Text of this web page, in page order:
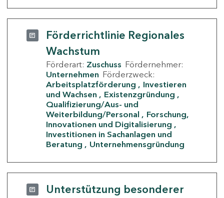
Förderrichtlinie Regionales
Wachstum
Förderart: Zuschuss Fördernehmer:
Unternehmen Förderzweck:
Arbeitsplatzförderung
Investieren
und Wachsen
Existenzgründung
Qualifizierung/Aus- und
Weiterbildung/Personal
Forschung,
Innovationen und Digitalisierung
Investitionen in Sachanlagen und
Beratung
Unternehmensgründung
Unterstützung besonderer